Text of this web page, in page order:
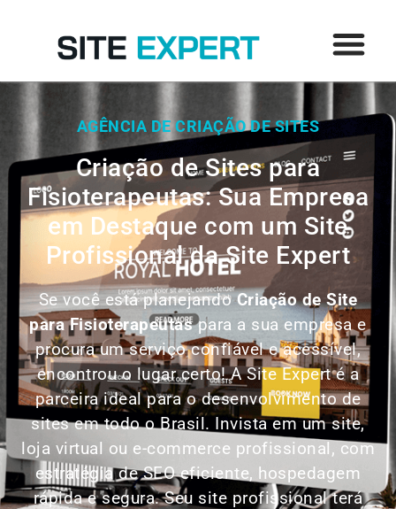
AGÊNCIA DE CRIAÇÃO DE SITES
Criação de Sites para
Fisioterapeutas: Sua Empresa
em Destaque com um Site
Profissional da Site Expert
Se você está planejandoCriação de Site
paraFisioterapeutaspara a sua empresa e
procura um serviço confiável e acessível,
encontrou o lugar certo! A Site Expert é a
parceira ideal para o desenvolvimento de
sites em todo o Brasil. Invista em um site,
loja virtual ou e-commerce profissional, com
estratégia de SEO eficiente, hospedagem
rápida e segura. Seu site profissional terá